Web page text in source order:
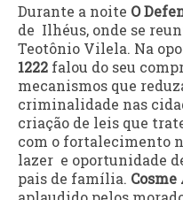
Durante a noite O
de Ilhéus, onde se
Teotônio Vilela. Na
1222 falou do seu
mecanismos que
criminalidade nas
criação de leis que
com o fortalecimento
lazer e oportunidade
pais de família. Cosme